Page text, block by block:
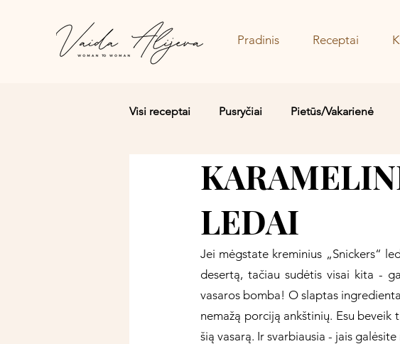
Pradinis Receptai
Visi receptai Pusryčiai Pietūs/Vakarienė
Salotos/Budos dubenėliai Sriubos/
LEDAI
Jei mėgstate kreminius „Snickers“
desertą, tačiau sudėtis visai kita -
vasaros bomba! O slaptas
nemažą porciją ankštinių. Esu
šią vasarą. Ir svarbiausia - jais